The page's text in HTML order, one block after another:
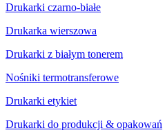
Drukarki czarno-białe
Drukarka wierszowa
Drukarki z białym tonerem
Nośniki termotransferowe
Drukarki etykiet
Drukarki do produkcji & opakowań